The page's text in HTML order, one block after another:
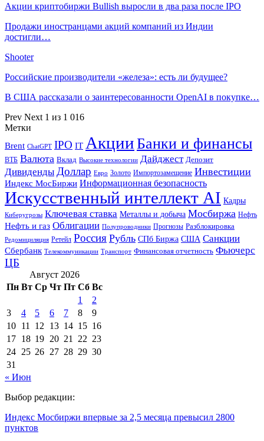
Акции криптобиржи Bullish выросли в два раза после IPO
Продажи иностранцами акций компаний из Индии
достигли…
Shooter
Российские производители «железа»: есть ли будущее?
В США рассказали о заинтересованности OpenAI в покупке…
Prev Next 1 из 1 016
Метки
Brent ChatGPT IPO IT АкцииБанки и финансы
ВТБ Валюта Вклад Высокие технологии Дайджест Депозит
Дивиденды Доллар Евро Золото Импортозамещение Инвестиции
Индекс МосБиржи Информационная безопасность
Искусственный интеллект AI Кадры
Киберугрозы Ключевая ставка Металлы и добыча Мосбиржа Нефть
Нефть и газ Облигации Полупроводники Прогнозы Разблокировка
Редомициляция Ретейл Россия Рубль СПб Биржа США Санкции
Сбербанк Телекоммуникации Транспорт Финансовая отчетность Фьючерс
ЦБ
Август 2026
Пн Вт Ср Чт Пт Сб Вс
1
2
3
4 5 6 7 8
9
10 11 12 13 14 15 16
17 18 19 20 21 22 23
24 25 26 27 28 29 30
31
« Июн
Выбор редакции:
Индекс Мосбиржи впервые за 2,5 месяца превысил 2800
пунктов